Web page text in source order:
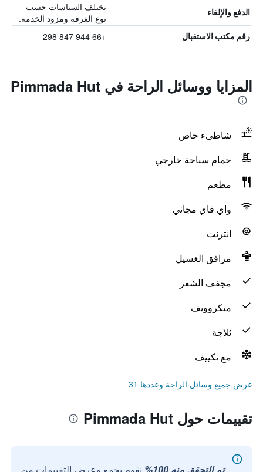
الدفع والإلغاء
تختلف السياسات حسب
نوع الغرفة ومزود الخدمة.
رقم مكتب الاستقبال +66 944 847 298
المزايا ووسائل الراحة في Pimmada Hut
شاطىء خاص
حمام سباحة خارجي
مطعم
واي فاي مجاني
انترنت
مرافق الغسيل
مجفف الشعر
ميكروويف
ثلاجة
مع تكييف
عرض جميع وسائل الراحة وعددها 31
تقييمات حول Pimmada Hut